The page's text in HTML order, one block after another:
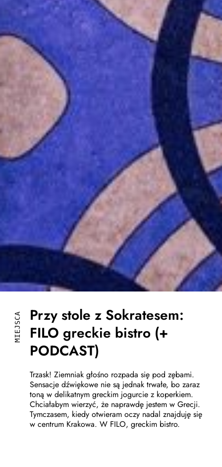
Przy stole z Sokratesem:
FILO greckie bistro (+
PODCAST)
Trzask! Ziemniak głośno rozpada się pod zębami.
Sensacje dźwiękowe nie są jednak trwałe, bo zaraz
toną w delikatnym greckim jogurcie z koperkiem.
Chciałabym wierzyć, że naprawdę jestem w Grecji.
Tymczasem, kiedy otwieram oczy nadal znajduję się
w centrum Krakowa. W FILO, greckim bistro.
MIEJSCA